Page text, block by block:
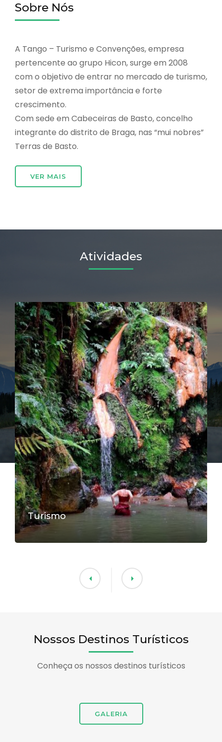
Sobre Nós
A Tango – Turismo e Convenções, empresa
pertencente ao grupo Hicon, surge em 2008
com o objetivo de entrar no mercado de turismo,
setor de extrema importância e forte
crescimento.
Com sede em Cabeceiras de Basto, concelho
integrante do distrito de Braga, nas “mui nobres”
Terras de Basto.
VER MAIS
Atividades
Turismo
Nossos Destinos Turísticos
Conheça os nossos destinos turísticos
GALERIA